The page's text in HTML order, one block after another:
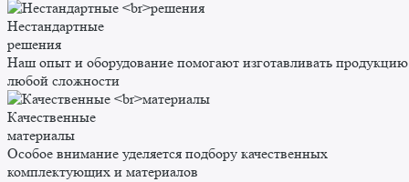
Нестандартные
решения
Наш опыт и оборудование помогают изготавливать продукцию
любой сложности
Качественные
материалы
Особое внимание уделяется подбору качественных
комплектующих и материалов